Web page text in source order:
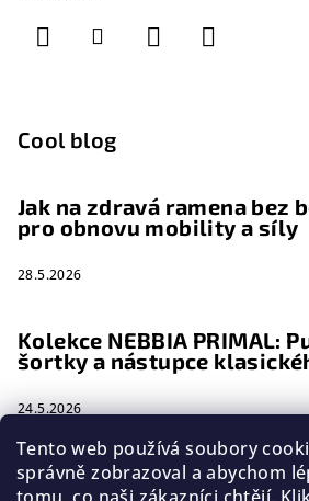
Tento web používá soubory
správně zobrazoval a abychom
Cool blog
Jak na zdravá ramena bez
pro obnovu mobility a síly
28.5.2026
Kolekce NEBBIA PRIMAL:
šortky a nástupce
24.5.2026
Extrémní proměny 2026 na
Dosáhněte své „druhé